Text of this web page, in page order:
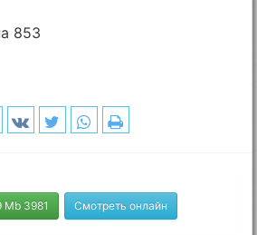
853
Mb 3981 Смотреть онлайн